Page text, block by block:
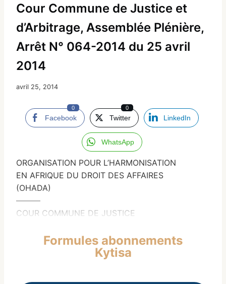
Cour Commune de Justice et
d’Arbitrage, Assemblée Plénière,
Arrêt N° 064-2014 du 25 avril
2014
avril 25, 2014
Facebook
0
Twitter
0
LinkedIn
WhatsApp
ORGANISATION POUR L’HARMONISATION
EN AFRIQUE DU DROIT DES AFFAIRES
(OHADA)
———
COUR COMMUNE DE JUSTICE
Formules abonnements
Kytisa